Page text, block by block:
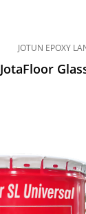
JOTUN EPOXY
JotaFloor